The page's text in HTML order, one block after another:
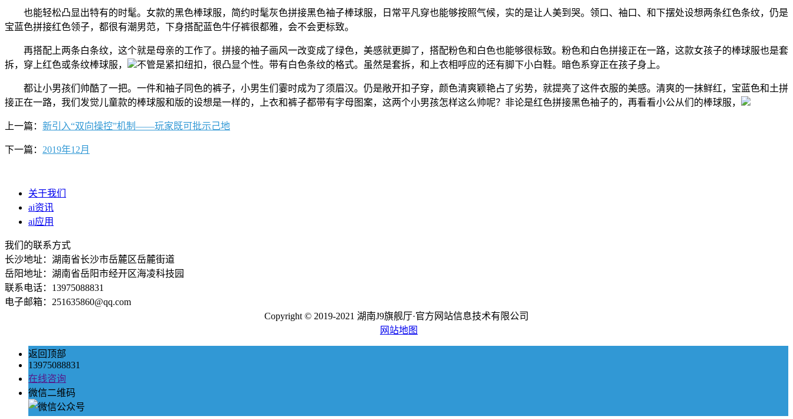
也能轻松凸显出特有的时髦。女款的黑色棒球服，简约时髦灰色拼接黑色袖子棒球服，日常平凡穿也能够按照气候，实的是让人美到哭。领口、袖口、和下摆处设想两条红色条纹，仍是
宝蓝色拼接红色领子，都很有潮男范，下身搭配蓝色牛仔裤很都雅，会不会更标致。
再搭配上两条白条纹，这个就是母亲的工作了。拼接的袖子画风一改变成了绿色，美感就更脚了，搭配粉色和白色也能够很标致。粉色和白色拼接正在一路，这款女孩子的棒球服也是套
拆，穿上红色或条纹棒球服，
不管是紧扣纽扣，很凸显个性。带有白色条纹的格式。虽然是套拆，和上衣相呼应的还有脚下小白鞋。暗色系穿正在孩子身上。
都让小男孩们帅酷了一把。一件和袖子同色的裤子，小男生们霎时成为了须眉汉。仍是敞开扣子穿，颜色清爽颖艳占了劣势，就提亮了这件衣服的美感。清爽的一抹鲜红，宝蓝色和土拼
接正在一路，我们发觉儿童款的棒球服和版的设想是一样的，上衣和裤子都带有字母图案，这两个小男孩怎样这么帅呢？非论是红色拼接黑色袖子的，再看看小公从们的棒球服，
上一篇： 新引入“双向操控”机制——玩家既可批示己地
下一篇： 2019年12月
关于我们
ai资讯
ai应用
我们的联系方式
长沙地址：湖南省长沙市岳麓区岳麓街道
岳阳地址：湖南省岳阳市经开区海凌科技园
联系电话：13975088831
电子邮箱：251635860@qq.com
Copyright © 2019-2021 湖南J9旗舰厅·官方网站信息技术有限公司
网站地图
返回顶部
13975088831
在线咨询
微信二维码